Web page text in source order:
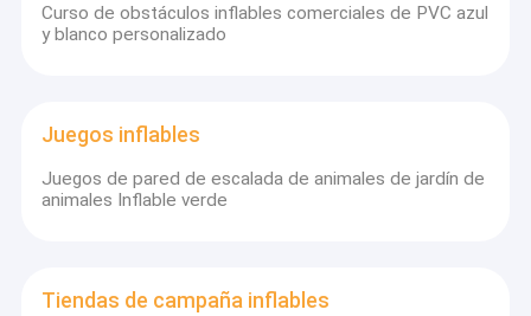
Curso de obstáculos inflables comerciales de PVC azul
y blanco personalizado
Juegos inflables
Juegos de pared de escalada de animales de jardín de
animales Inflable verde
Tiendas de campaña inflables